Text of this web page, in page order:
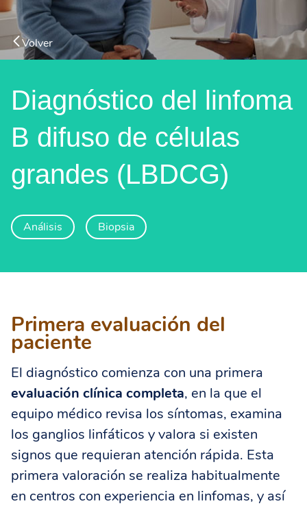
Volver
Diagnóstico del linfoma
B difuso de células
grandes (LBDCG)
Análisis Biopsia
Primera evaluación del
paciente
El diagnóstico comienza con una primera
evaluación clínica completa, en la que el
equipo médico revisa los síntomas, examina
los ganglios linfáticos y valora si existen
signos que requieran atención rápida. Esta
primera valoración se realiza habitualmente
en centros con experiencia en linfomas, y así